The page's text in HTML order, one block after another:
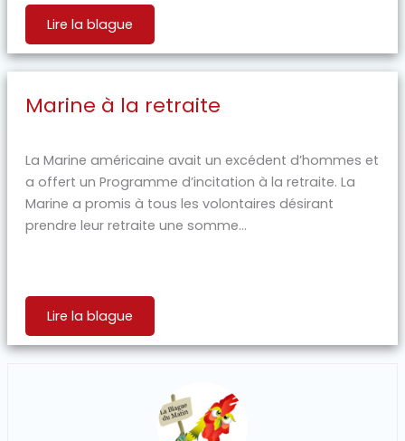
Lire la blague
Marine à la retraite
La Marine américaine avait un excédent d’hommes et
a offert un Programme d’incitation à la retraite. La
Marine a promis à tous les volontaires désirant
prendre leur retraite une somme...
Lire la blague